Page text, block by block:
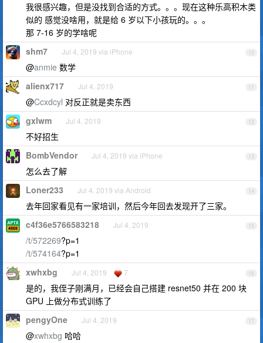
我很感兴趣，但是没找到合适的方式。。。现在这种乐高积木类
似的 感觉没啥用，就是给 6 岁以下小孩玩的。。。
那 7-16 岁的学啥呢
10
shm7 Jul 4, 2019 via iPhone
@anmie 数学
11
alienx717 Jul 4, 2019
@Ccxdcyl 对反正就是卖东西
12
gxlwm Jul 4, 2019
不好招生
13
BombVendor Jul 4, 2019 via iPhone
怎么去了解
14
Loner233 Jul 4, 2019 via Android
去年回家看见有一家培训，然后今年回去发现开了三家。
15
c4f36e5766583218 Jul 4, 2019
/t/572269?p=1
/t/574164?p=1
16
xwhxbg Jul 4, 2019 7
是的，我侄子刚满月，已经会自己搭建 resnet50 并在 200 块
GPU 上做分布式训练了
17
pengyOne Jul 4, 2019
@xwhxbg 哈哈